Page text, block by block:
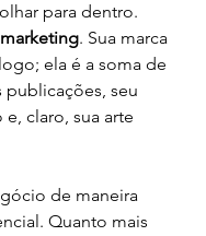
para dentro.
. Sua marca
ela é a soma de
publicações, seu
claro, sua arte
de maneira
Quanto mais